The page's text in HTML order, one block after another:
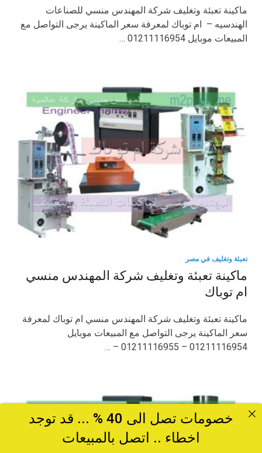
ماكينة تعبئة وتغليف شركة المهندس منسي للصناعات
الهندسيه – ام توباك لمعرفة سعر الماكينة يرجى التواصل مع
المبيعات موبايل 01211116954 …
تعبئة وتغليف في مصر
ماكينة تعبئة وتغليف شركة المهندس منسي
ام توباك
ماكينة تعبئة وتغليف شركة المهندس منسي ام توباك لمعرفة
سعر الماكينة يرجى التواصل مع المبيعات موبايل
01211116954 – 01211116955 – …
خصومات تصل الى 40 % ... قد توجد
اخطاء .. اتصل بالمبيعات